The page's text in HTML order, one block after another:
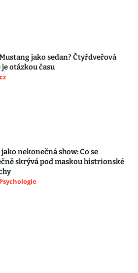
jako sedan? Čtyřdveřová
je otázkou času
nekonečná show: Co se
skrývá pod maskou histrionské